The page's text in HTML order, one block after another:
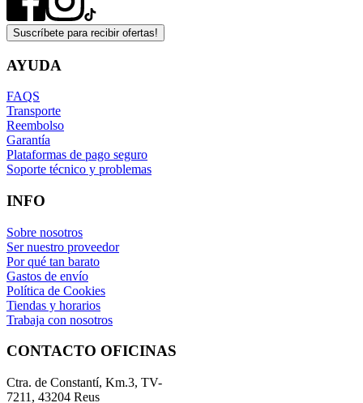
Suscríbete para recibir ofertas!
AYUDA
FAQS
Transporte
Reembolso
Garantía
Plataformas de pago seguro
Soporte técnico y problemas
INFO
Sobre nosotros
Ser nuestro proveedor
Por qué tan barato
Gastos de envío
Política de Cookies
Tiendas y horarios
Trabaja con nosotros
CONTACTO OFICINAS
Ctra. de Constantí, Km.3, TV-
7211, 43204 Reus